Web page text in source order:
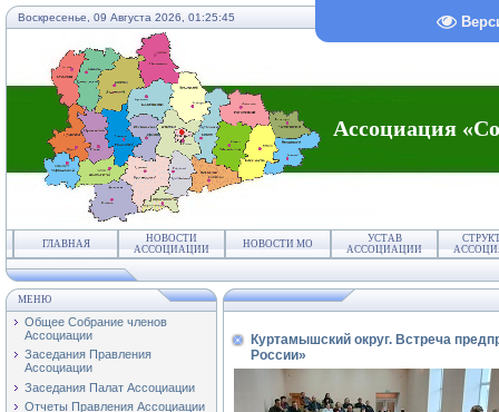
Воскресенье, 09 Августа 2026, 01:25:45
Ассоциация
ГЛАВНАЯ
НОВОСТИ
АССОЦИАЦИИ
НОВОСТИ МО
УСТАВ
АССОЦИАЦИИ
МЕНЮ
Общее Собрание членов
Ассоциации
Заседания Правления
Ассоциации
Заседания Палат Ассоциации
Отчеты Правления Ассоциации
Куртамышский округ. Встреча
России»